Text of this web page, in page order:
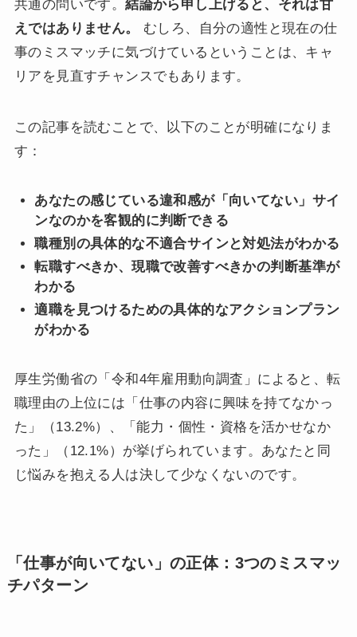
共通の問いです。結論から申し上げると、それは甘
えではありません。
むしろ、自分の適性と現在の仕
事のミスマッチに気づけているということは、キャ
リアを見直すチャンスでもあります。
この記事を読むことで、以下のことが明確になりま
す：
あなたの感じている違和感が「向いてない」サイ
ンなのかを客観的に判断できる
職種別の具体的な不適合サインと対処法がわかる
転職すべきか、現職で改善すべきかの判断基準が
わかる
適職を見つけるための具体的なアクションプラン
がわかる
厚生労働省の「令和4年雇用動向調査」によると、転
職理由の上位には「仕事の内容に興味を持てなかっ
た」（13.2%）、「能力・個性・資格を活かせなか
った」（12.1%）が挙げられています。あなたと同
じ悩みを抱える人は決して少なくないのです。
「仕事が向いてない」の正体：3つのミスマッ
チパターン